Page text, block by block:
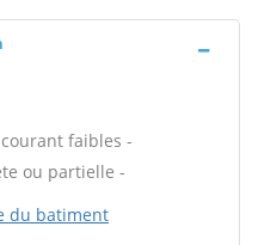
faibles -
ou partielle -
du batiment